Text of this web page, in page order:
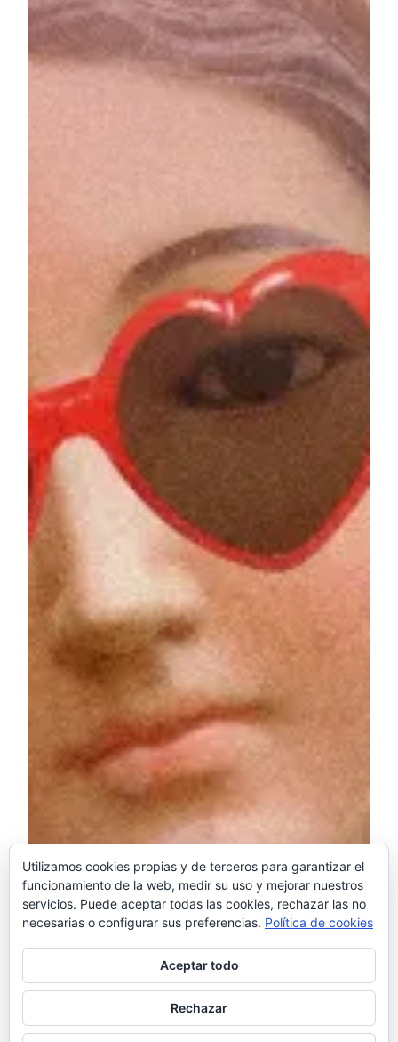
Utilizamos cookies propias y de terceros para garantizar el
funcionamiento de la web, medir su uso y mejorar nuestros
servicios. Puede aceptar todas las cookies, rechazar las no
necesarias o configurar sus preferencias. Política de cookies
Aceptar todo
Rechazar